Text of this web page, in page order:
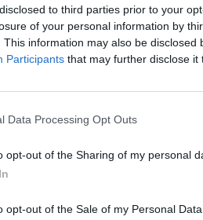
to third parties prior to your
of your personal information by
This information may also be disclosed
Participants that may further disclose it
Data Processing Opt Outs
opt-out of the Sharing of my personal
opt-out of the Sale of my Personal Data.
Buckinghamshire-i
ér. Emellett a korábbi
valamint egy luxuslakása
a Trimdon Colliery-i